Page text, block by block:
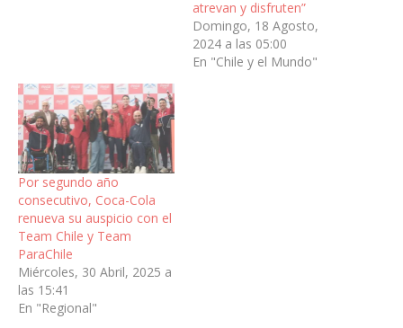
atrevan y disfruten”
Domingo, 18 Agosto,
2024 a las 05:00
En "Chile y el Mundo"
Por segundo año
consecutivo, Coca-Cola
renueva su auspicio con el
Team Chile y Team
ParaChile
Miércoles, 30 Abril, 2025 a
las 15:41
En "Regional"